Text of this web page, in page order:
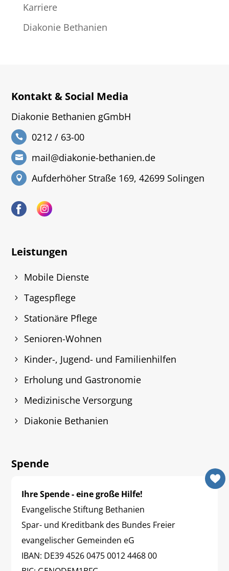
Karriere
Diakonie Bethanien
Kontakt & Social Media
Diakonie Bethanien gGmbH
0212 / 63-00
mail@diakonie-bethanien.de
Aufderhöher Straße 169, 42699 Solingen
Leistungen
Mobile Dienste
Tagespflege
Stationäre Pflege
Senioren-Wohnen
Kinder-, Jugend- und Familienhilfen
Erholung und Gastronomie
Medizinische Versorgung
Diakonie Bethanien
Spende
Ihre Spende - eine große Hilfe!
Evangelische Stiftung Bethanien
Spar- und Kreditbank des Bundes Freier
evangelischer Gemeinden eG
IBAN: DE39 4526 0475 0012 4468 00